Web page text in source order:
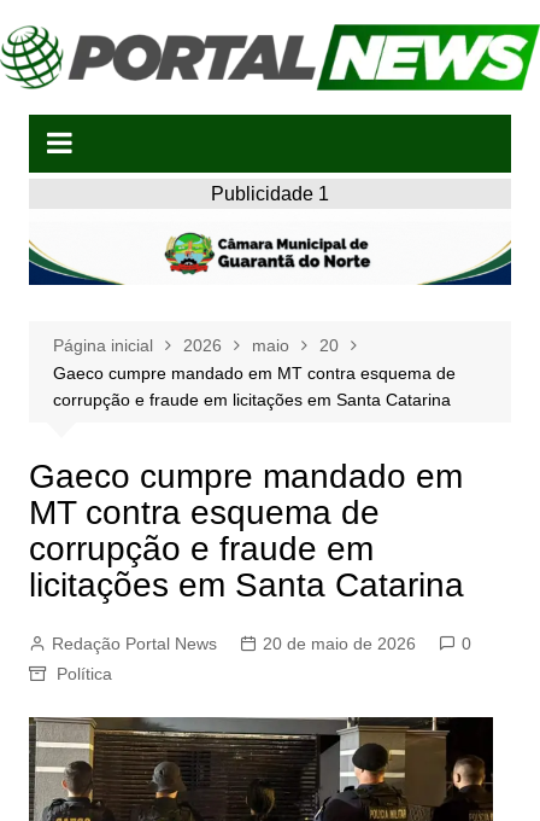
para
o
Publicidade 1
Página inicial 2026 maio
20
Gaeco cumpre mandado em MT contra esquema de
corrupção e fraude em licitações em Santa Catarina
Gaeco cumpre mandado em
MT contra esquema de
corrupção e fraude em
licitações em Santa Catarina
Redação Portal News 20 de maio de 2026
0
Política